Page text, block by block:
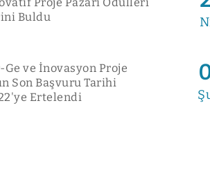
Buldu
Ge ve İnovasyon Proje
Son Başvuru Tarihi
Ertelendi